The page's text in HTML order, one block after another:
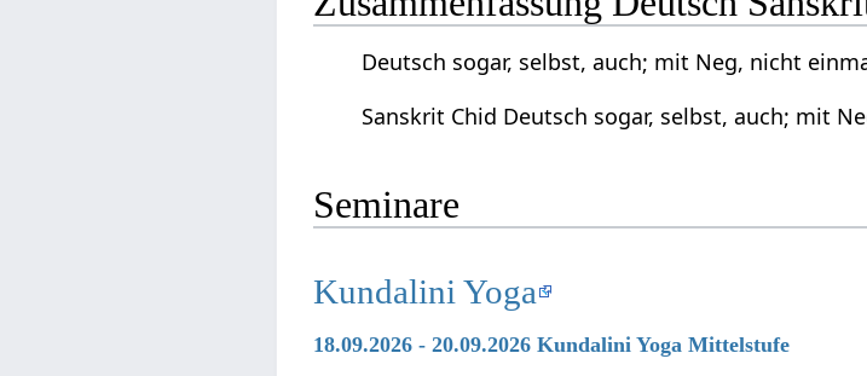
Deutsch sogar, selbst, auch; mit Neg, nicht
Sanskrit Chid Deutsch sogar, selbst, auch; mit
Seminare
Kundalini Yoga
18.09.2026 - 20.09.2026 Kundalini Yoga Mittelstufe